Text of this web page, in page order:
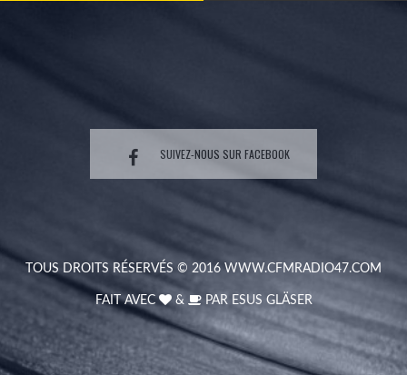
SUIVEZ-NOUS SUR FACEBOOK
TOUS DROITS RÉSERVÉS © 2016 WWW.CFMRADIO47.COM
FAIT AVEC & PAR ESUS GLÄSER